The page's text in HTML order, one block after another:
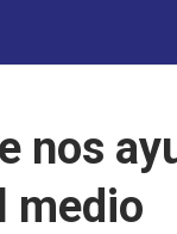
nos
medio